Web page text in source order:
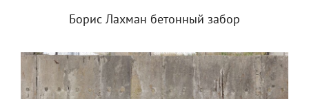
Борис Лахман бетонный забор